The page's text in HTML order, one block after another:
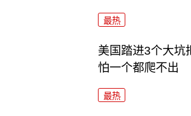
最热
美国踏进3个大坑
怕一个都爬不出
最热